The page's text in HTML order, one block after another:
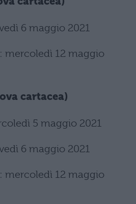
6 maggio 2021
mercoledì 12 maggio
cartacea)
5 maggio 2021
6 maggio 2021
mercoledì 12 maggio